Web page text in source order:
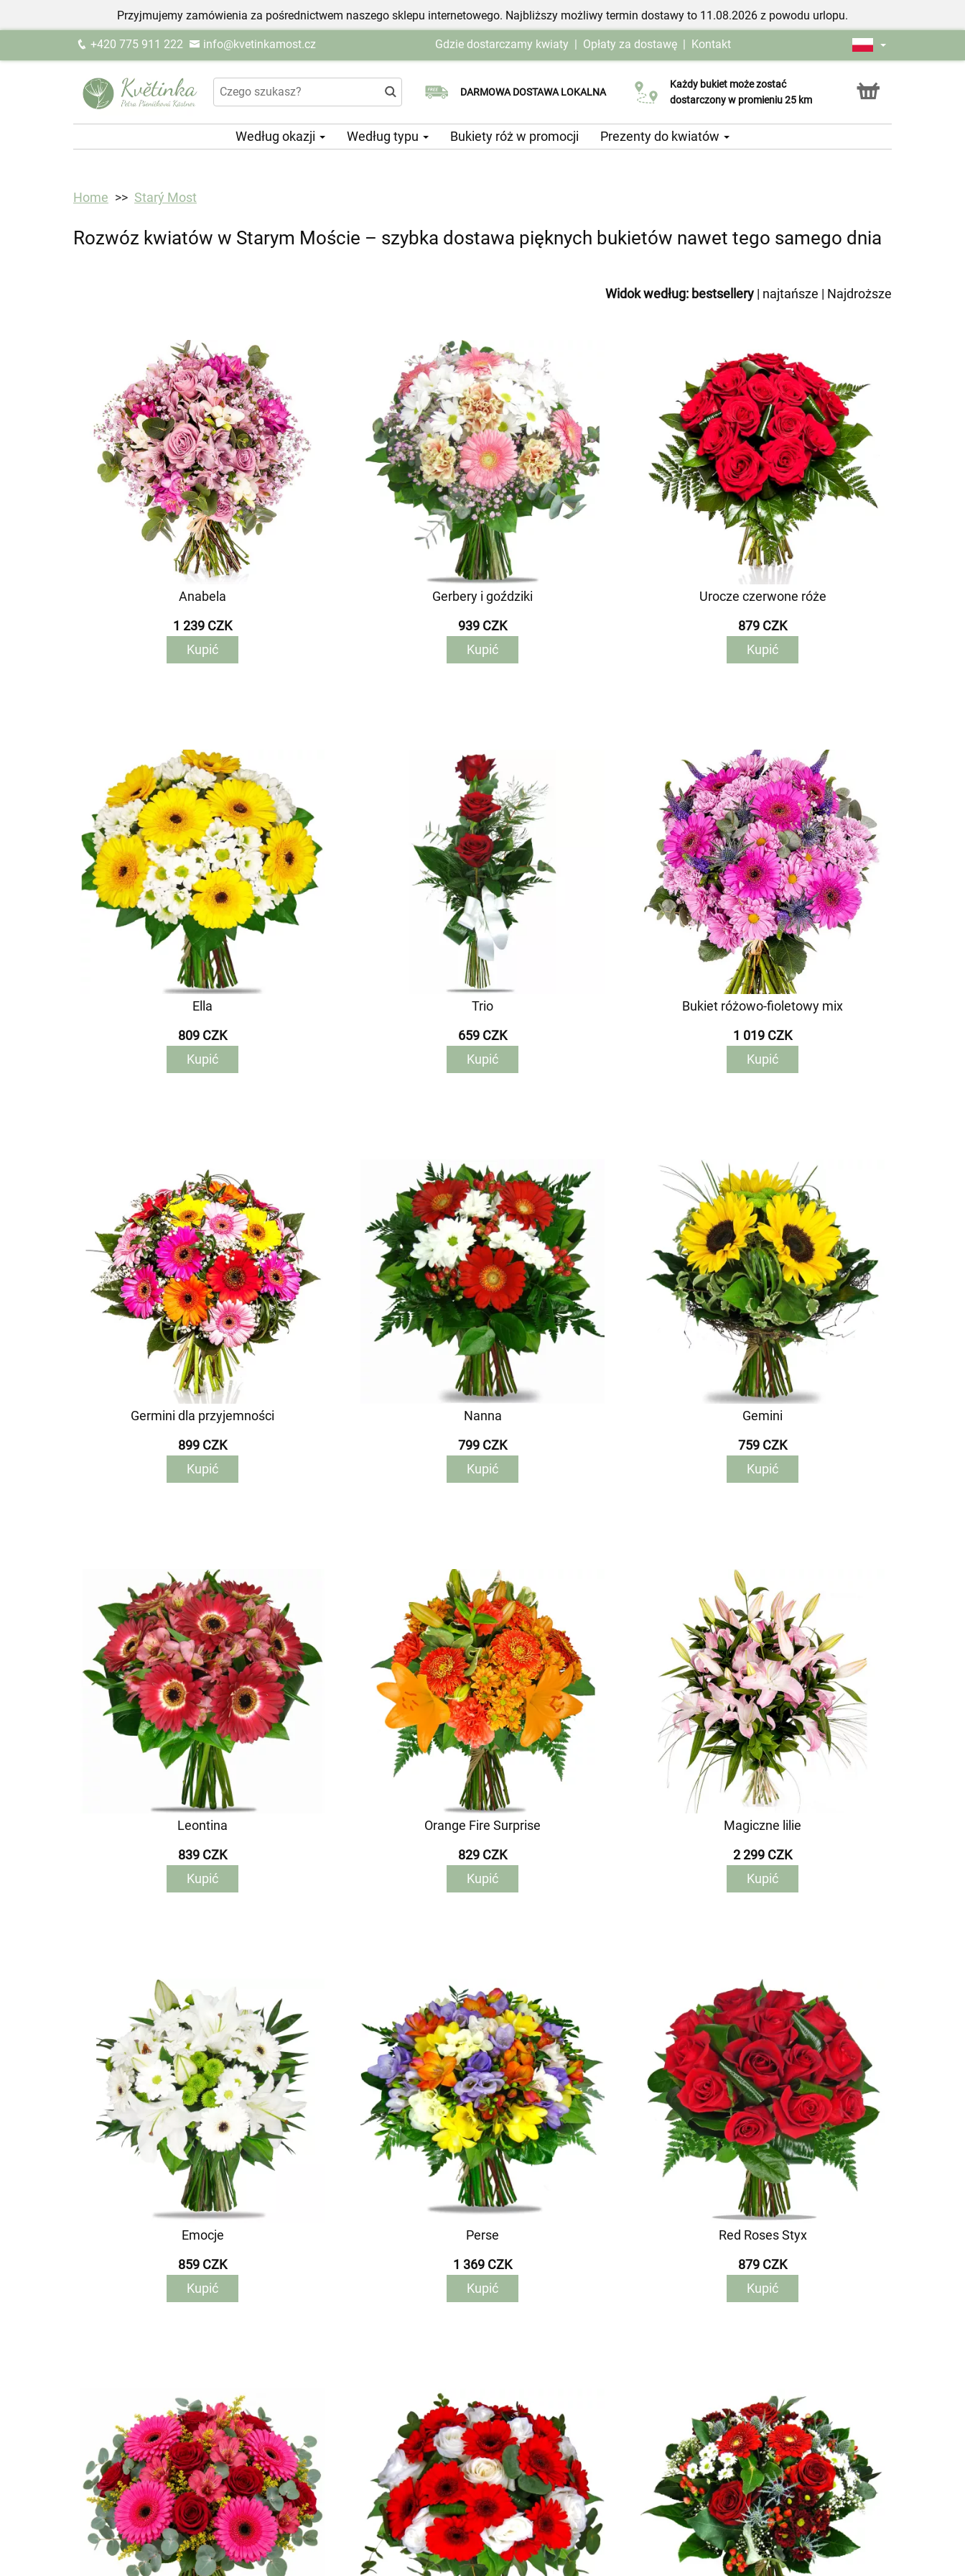
Przyjmujemy zamówienia za pośrednictwem naszego sklepu internetowego. Najbliższy możliwy termin dostawy to 11.08.2026 z powodu urlopu.
+420 775 911 222 info@kvetinkamost.cz Gdzie dostarczamy kwiaty | Opłaty za dostawę | Kontakt
DARMOWA DOSTAWA LOKALNA
Wybierz datę dostawy
Każdy bukiet może zostać
dostarczony w promieniu 25 km
Usługa Click & Collect
Według okazji Według typu Bukiety róż w promocji Prezenty do kwiatów
Home Starý Most
Rozwóz kwiatów w Starym Moście – szybka dostawa pięknych bukietów nawet tego samego dnia
Widok według: bestsellery | najtańsze | Najdroższe
Anabela
1 239 CZK
Kupić
Gerbery i goździki
939 CZK
Kupić
Urocze czerwone róże
879 CZK
Kupić
Ella
809 CZK
Kupić
Trio
659 CZK
Kupić
Bukiet różowo-fioletowy mix
1 019 CZK
Kupić
Germini dla przyjemności
899 CZK
Kupić
Nanna
799 CZK
Kupić
Gemini
759 CZK
Kupić
Leontina
839 CZK
Kupić
Orange Fire Surprise
829 CZK
Kupić
Magiczne lilie
2 299 CZK
Kupić
Emocje
859 CZK
Kupić
Perse
1 369 CZK
Kupić
Red Roses Styx
879 CZK
Kupić